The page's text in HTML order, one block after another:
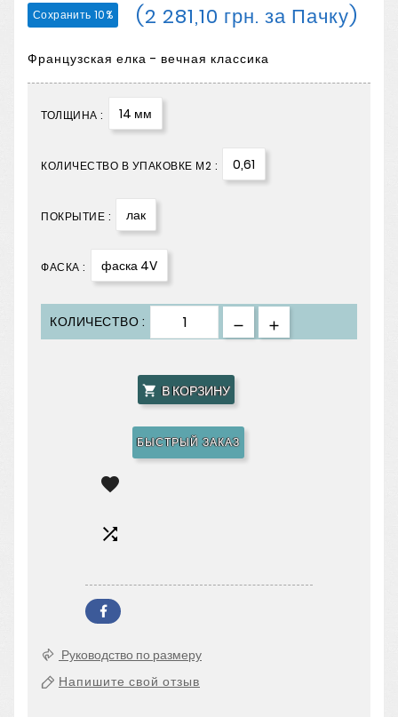
Сохранить 10% (2 281,10 грн. за Пачку)
Французская елка - вечная классика
ТОЛЩИНА : 14 мм
КОЛИЧЕСТВО В УПАКОВКЕ М2 : 0,61
ПОКРЫТИЕ : лак
ФАСКА : фаска 4V
КОЛИЧЕСТВО :
 В КОРЗИНУ
БЫСТРЫЙ ЗАКАЗ


Руководство по размеру
Напишите свой отзыв